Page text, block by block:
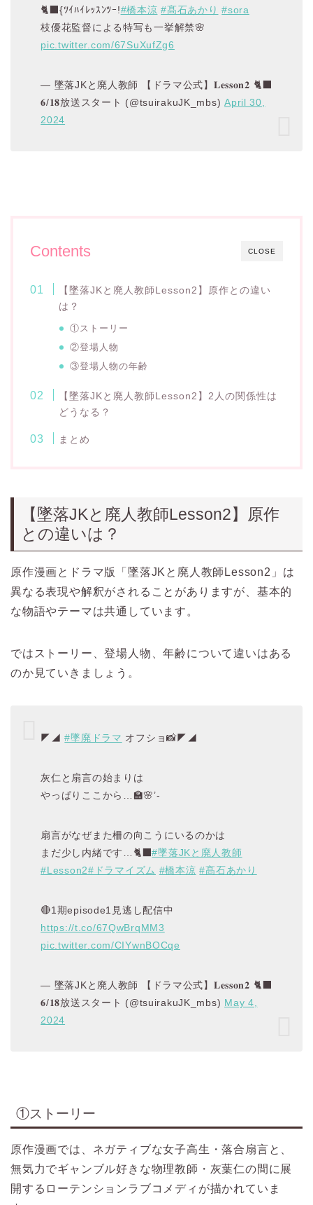
🐈‍⬛{ﾂｲﾊｲﾚｯｽﾝﾂｰ!#橋本涼 #髙石あかり #sora
枝優花監督による特写も一挙解禁🌸
pic.twitter.com/67SuXufZg6
— 墜落JKと廃人教師 【ドラマ公式】𝐋𝐞𝐬𝐬𝐨𝐧𝟐 🐈‍⬛
𝟔/𝟏𝟖放送スタート (@tsuirakuJK_mbs)April 30,
2024
CLOSE
Contents
【墜落JKと廃人教師Lesson2】原作との違い
は？
①ストーリー
②登場人物
③登場人物の年齢
【墜落JKと廃人教師Lesson2】2人の関係性は
どうなる？
まとめ
【墜落JKと廃人教師Lesson2】原作
との違いは？
原作漫画とドラマ版「墜落JKと廃人教師Lesson2」は
異なる表現や解釈がされることがありますが、基本的
な物語やテーマは共通しています。
ではストーリー、登場人物、年齢について違いはある
のか見ていきましょう。
◤◢#墜廃ドラマ オフショ📸◤◢
灰仁と扇言の始まりは
やっぱりここから…🏫🌸’-
扇言がなぜまた柵の向こうにいるのかは
まだ少し内緒です…🐈‍⬛#墜落JKと廃人教師
#Lesson2#ドラマイズム #橋本涼 #髙石あかり
🔴1期episode1見逃し配信中
https://t.co/67QwBrqMM3
pic.twitter.com/CIYwnBOCqe
— 墜落JKと廃人教師 【ドラマ公式】𝐋𝐞𝐬𝐬𝐨𝐧𝟐 🐈‍⬛
𝟔/𝟏𝟖放送スタート (@tsuirakuJK_mbs) May 4,
2024
①ストーリー
原作漫画では、ネガティブな女子高生・落合扇言と、
無気力でギャンブル好きな物理教師・灰葉仁の間に展
開するローテンションラブコメディが描かれていま